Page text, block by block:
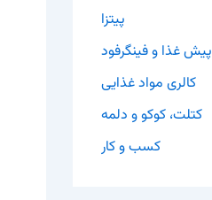
پیتزا
پیش غذا و فینگرفود
کالری مواد غذایی
کتلت، کوکو و دلمه
کسب و کار